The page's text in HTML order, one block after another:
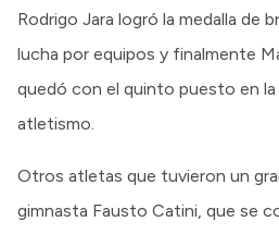
Rodrigo Jara logró la medalla de
lucha por equipos y finalmente
quedó con el quinto puesto en
atletismo.
Otros atletas que tuvieron un
gimnasta Fausto Catini, que se